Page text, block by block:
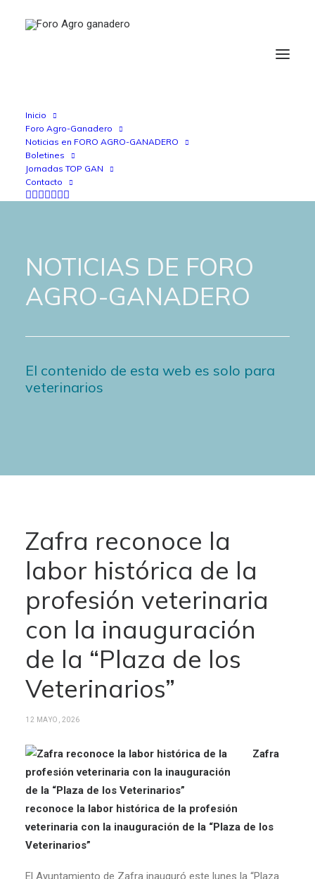
Inicio
Foro Agro-Ganadero
Noticias en FORO AGRO-GANADERO
Boletines
Jornadas TOP GAN
Contacto
NOTICIAS DE FORO
AGRO-GANADERO
El contenido de esta web es solo para
veterinarios
Zafra reconoce la
labor histórica de la
profesión veterinaria
con la inauguración
de la “Plaza de los
Veterinarios”
12 MAYO, 2026
Zafra
reconoce la labor histórica de la profesión
veterinaria con la inauguración de la “Plaza de los
Veterinarios”
El Ayuntamiento de Zafra inauguró este lunes la “Plaza